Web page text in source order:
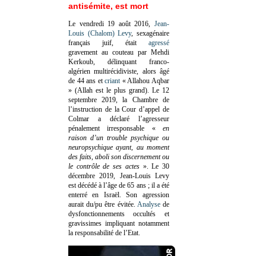
antisémite, est mort
Le vendredi 19 août 2016, Jean-
Louis (Chalom) Levy, sexagénaire
français juif, était agressé
gravement au couteau par Mehdi
Kerkoub, délinquant franco-
algérien multirécidiviste, alors âgé
de 44 ans etcriant « Allahou Aqbar
» (Allah est le plus grand). Le 12
septembre 2019, la Chambre de
l’instruction de la Cour d’appel de
Colmar a déclaré l’agresseur
pénalement irresponsable «en
raison d’un trouble psychique ou
neuropsychique ayant, au moment
des faits, aboli son discernement ou
le contrôle de ses actes». Le 30
décembre 2019, Jean-Louis Levy
est décédé à l’âge de 65 ans ; il a été
enterré en Israël. Son agression
aurait du/pu être évitée. Analysede
dysfonctionnements occultés et
gravissimes impliquant notamment
la responsabilité de l’Etat.